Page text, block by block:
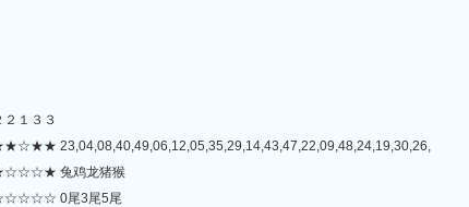
１３３
兔鸡龙猪猴
0尾3尾5尾